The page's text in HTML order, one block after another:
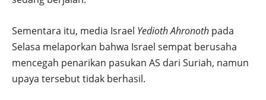
Sementara itu, media Israel Yedioth Ahronoth pada
Selasa melaporkan bahwa Israel sempat berusaha
mencegah penarikan pasukan AS dari Suriah, namun
upaya tersebut tidak berhasil.